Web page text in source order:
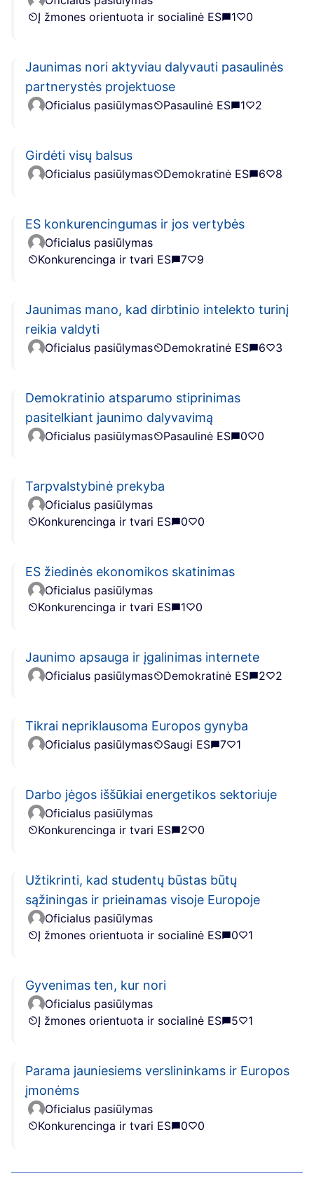
Į žmones orientuota ir socialinė ES
1 0
Jaunimas nori aktyviau dalyvauti pasaulinės
partnerystės projektuose
Oficialus pasiūlymas Pasaulinė ES 1 2
Girdėti visų balsus
Oficialus pasiūlymas Demokratinė ES 6 8
ES konkurencingumas ir jos vertybės
Oficialus pasiūlymas
Konkurencinga ir tvari ES
7 9
Jaunimas mano, kad dirbtinio intelekto turinį
reikia valdyti
Oficialus pasiūlymas Demokratinė ES 6 3
Demokratinio atsparumo stiprinimas
pasitelkiant jaunimo dalyvavimą
Oficialus pasiūlymas Pasaulinė ES 0 0
Tarpvalstybinė prekyba
Oficialus pasiūlymas
Konkurencinga ir tvari ES
0 0
ES žiedinės ekonomikos skatinimas
Oficialus pasiūlymas
Konkurencinga ir tvari ES
1 0
Jaunimo apsauga ir įgalinimas internete
Oficialus pasiūlymas Demokratinė ES 2 2
Tikrai nepriklausoma Europos gynyba
Oficialus pasiūlymas Saugi ES 7 1
Darbo jėgos iššūkiai energetikos sektoriuje
Oficialus pasiūlymas
Konkurencinga ir tvari ES
2 0
Užtikrinti, kad studentų būstas būtų
sąžiningas ir prieinamas visoje Europoje
Oficialus pasiūlymas
Į žmones orientuota ir socialinė ES
0 1
Gyvenimas ten, kur nori
Oficialus pasiūlymas
Į žmones orientuota ir socialinė ES
5 1
Parama jauniesiems verslininkams ir Europos
įmonėms
Oficialus pasiūlymas
Konkurencinga ir tvari ES
0 0